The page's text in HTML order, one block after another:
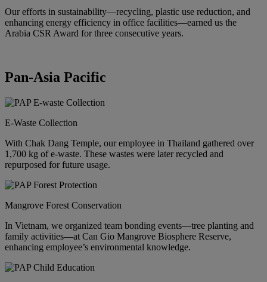
Our efforts in sustainability—recycling, plastic use reduction, and
enhancing energy efficiency in office facilities—earned us the
Arabia CSR Award for three consecutive years.
Pan-Asia Pacific
E-Waste Collection
With Chak Dang Temple, our employee in Thailand gathered over
1,700 kg of e-waste. These wastes were later recycled and
repurposed for future usage.
Mangrove Forest Conservation
In Vietnam, we organized team bonding events—tree planting and
family activities—at Can Gio Mangrove Biosphere Reserve,
enhancing employee’s environmental knowledge.